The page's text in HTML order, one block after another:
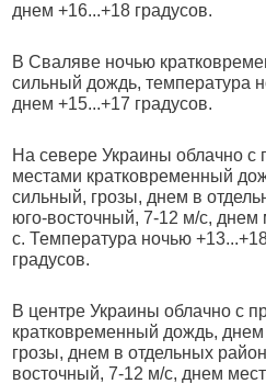
днем +16...+18 градусов.
В Сваляве ночью
сильный дождь, температура
днем +15...+17 градусов.
На севере Украины облачно с
местами кратковременный
сильный, грозы, днем в
юго-восточный, 7-12 м/с,
с. Температура ночью
градусов.
В центре Украины облачно с
кратковременный дождь,
грозы, днем в отдельных
восточный, 7-12 м/с, днем